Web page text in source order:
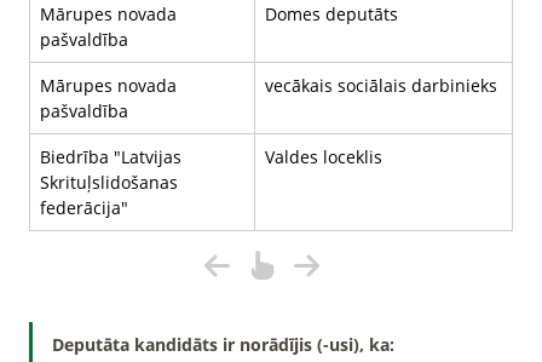
Mārupes novada
pašvaldība
Domes deputāts
Mārupes novada
pašvaldība
vecākais sociālais darbinieks
Biedrība "Latvijas
Skrituļslidošanas
federācija"
Valdes loceklis
Deputāta kandidāts ir norādījis (-usi), ka: